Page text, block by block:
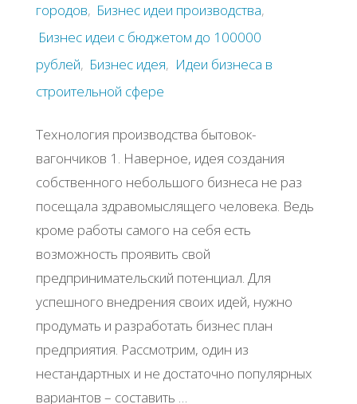
городов, Бизнес идеи производства,
Бизнес идеи с бюджетом до 100000
рублей, Бизнес идея, Идеи бизнеса в
строительной сфере
Технология производства бытовок-
вагончиков 1. Наверное, идея создания
собственного небольшого бизнеса не раз
посещала здравомыслящего человека. Ведь
кроме работы самого на себя есть
возможность проявить свой
предпринимательский потенциал. Для
успешного внедрения своих идей, нужно
продумать и разработать бизнес план
предприятия. Рассмотрим, один из
нестандартных и не достаточно популярных
вариантов – составить …